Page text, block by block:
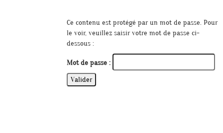
Ce contenu est protégé par un mot de passe. Pour
le voir, veuillez saisir votre mot de passe ci-
dessous :
Mot de passe :